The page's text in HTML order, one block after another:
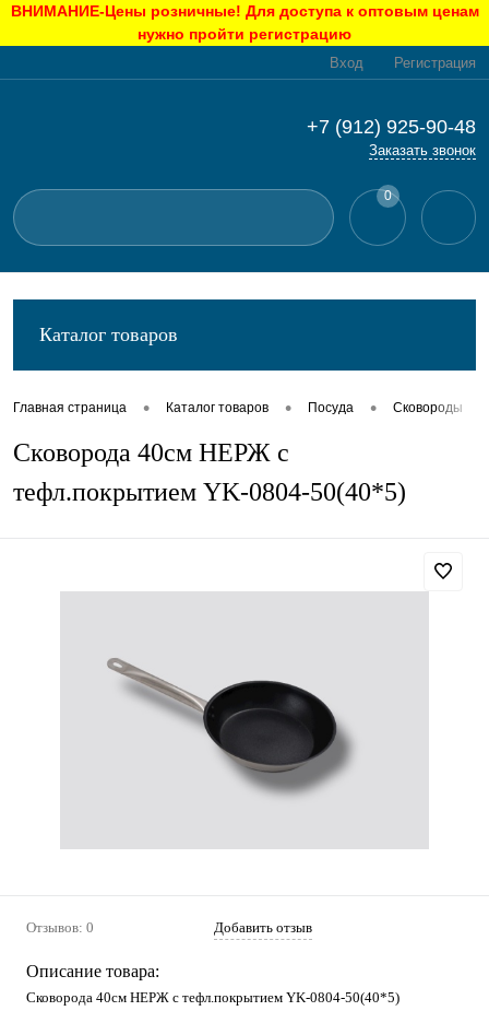
ВНИМАНИЕ-Цены розничные! Для доступа к оптовым ценам
нужно пройти регистрацию
Вход Регистрация
+7 (912) 925-90-48
Заказать звонок
0
Каталог товаров
Главная страница • Каталог товаров • Посуда • Сковороды
Сковорода 40см НЕРЖ с
тефл.покрытием YK-0804-50(40*5)
Отзывов: 0 Добавить отзыв
Описание товара:
Сковорода 40см НЕРЖ с тефл.покрытием YK-0804-50(40*5)